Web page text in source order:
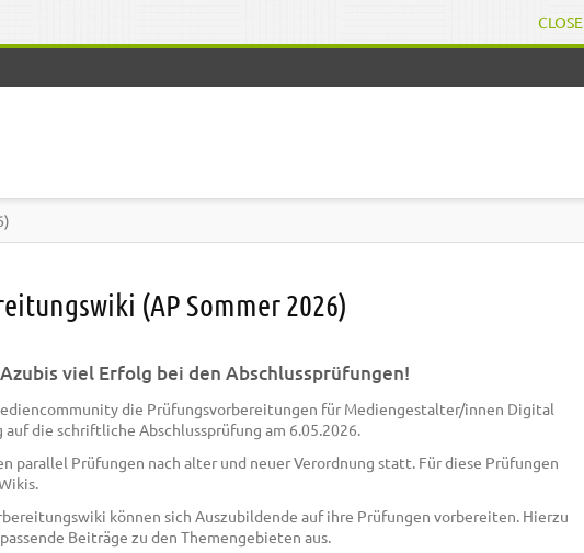
CLOSE
(AP Sommer 2026)
viel Erfolg bei den Abschlussprüfungen!
die Prüfungsvorbereitungen für Mediengestalter/innen Digital
die schriftliche Abschlussprüfung am 6.05.2026.
parallel Prüfungen nach alter und neuer Verordnung statt. Für diese Prüfungen
können sich Auszubildende auf ihre Prüfungen vorbereiten. Hierzu
Beiträge zu den Themengebieten aus.